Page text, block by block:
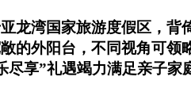
龙湾国家旅游度假区，
的外阳台，不同视角可
尽享”礼遇竭力满足亲子